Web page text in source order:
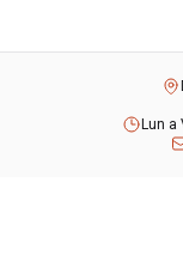
Lun a